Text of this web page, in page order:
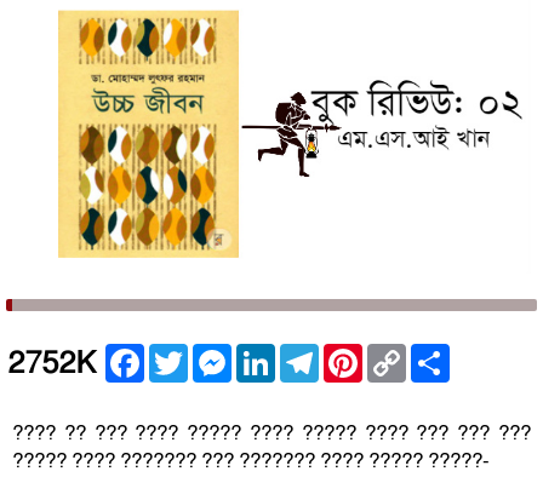
2752K Facebook
TwitterMessenger
LinkedInTelegramPinterest
Copy
Link
???? ?? ??? ???? ????? ???? ????? ???? ??? ??? ???
????? ???? ??????? ??? ??????? ???? ????? ?????-